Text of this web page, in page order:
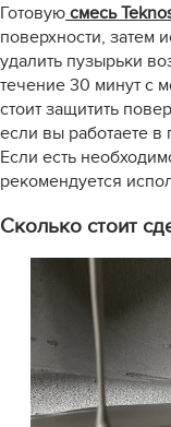
Готовую смесь
поверхности, затем
удалить пузырьки
течение 30 минут с
стоит защитить
если вы работаете
Если есть
рекомендуется
Сколько стоит